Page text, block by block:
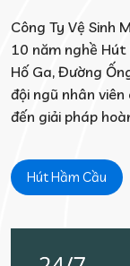
Công Ty Vệ Sinh
10 năm nghề Hút
Hố Ga, Đường
đội ngũ nhân
đến giải pháp
Hút Hầm Cầu